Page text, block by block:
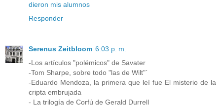
dieron mis alumnos
Responder
Serenus Zeitbloom 6:03 p. m.
-Los artículos "polémicos" de Savater
-Tom Sharpe, sobre todo "las de Wilt"´
-Eduardo Mendoza, la primera que leí fue El misterio de la
cripta embrujada
- La trilogía de Corfú de Gerald Durrell